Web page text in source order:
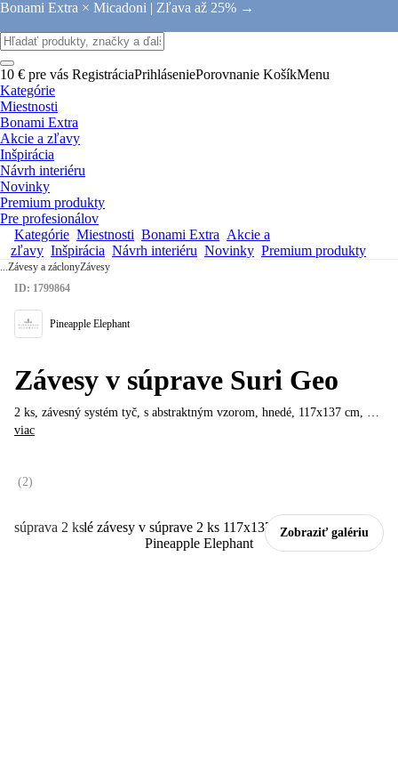
Bonami Extra × Micadoni | Zľava až 25% →
10 € pre vás RegistráciaPrihláseniePorovnanie KošíkMenu
Kategórie
Miestnosti
Bonami Extra
Akcie a zľavy
Inšpirácia
Návrh interiéru
Novinky
Premium produkty
Pre profesionálov
Kategórie Miestnosti Bonami Extra Akcie a
zľavy Inšpirácia Návrh interiéru Novinky Premium produkty
...Závesy a záclonyZávesy
Zobraziť galériu
súprava 2 ks
ID: 1799864
Pineapple Elephant
Závesy v súprave Suri Geo
2 ks, závesný systém tyč, s abstraktným vzorom, hnedé, 117x137 cm, …
viac
(2)